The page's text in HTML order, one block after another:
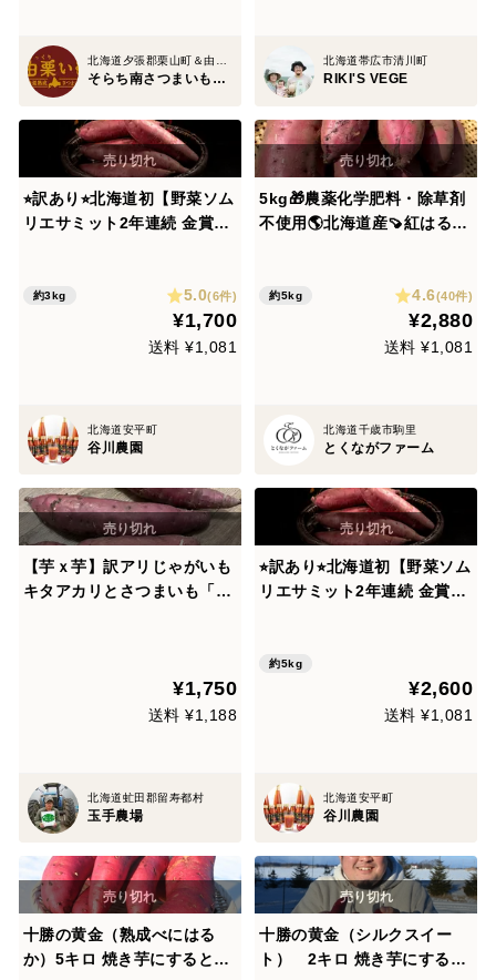
北海道夕張郡栗山町＆由仁町
そらち南さつまいもクラブ
北海道帯広市清川町
RIKI'S VEGE
⭐︎訳あり⭐︎北海道初【野菜ソム
リエサミット2年連続 金賞受
約3kg 5.0(6件)
¥1,700
送料 ¥1,081
北海道安平町
谷川農園
5kg🎁農薬化学肥料・除草剤
不使用🌎北海道産🍠紅はるか
約5kg 4.6(40件)
¥2,880
送料 ¥1,081
北海道千歳市駒里
とくながファーム
【芋ｘ芋】訳アリじゃがいも
キタアカリとさつまいも「べ
¥1,750
送料 ¥1,188
北海道虻田郡留寿都村
玉手農場
⭐︎訳あり⭐︎北海道初【野菜ソム
リエサミット2年連続 金賞受
約5kg
¥2,600
送料 ¥1,081
北海道安平町
谷川農園
十勝の黄金（熟成べにはる
か）5キロ 焼き芋にするとね
十勝の黄金（シルクスイー
ト） 2キロ 焼き芋にすると